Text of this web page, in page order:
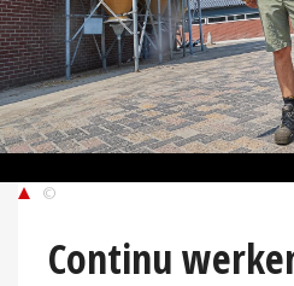
©
Continu